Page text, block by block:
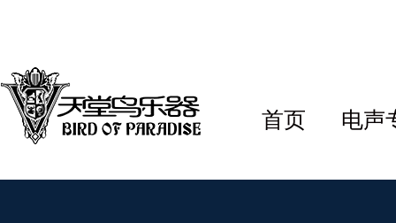
首页 电声